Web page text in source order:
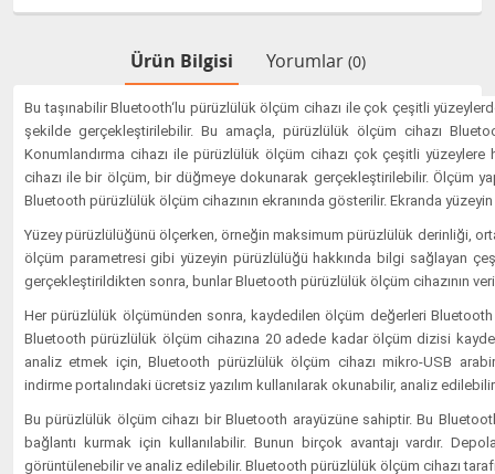
Ürün Bilgisi Yorumlar (0)
Bu taşınabilir Bluetooth‘lu pürüzlülük ölçüm cihazı ile çok çeşitli
şekilde gerçekleştirilebilir. Bu amaçla, pürüzlülük ölçüm cihazı
Konumlandırma cihazı ile pürüzlülük ölçüm cihazı çok çeşitli
cihazı ile bir ölçüm, bir düğmeye dokunarak gerçekleştirilebilir. Ölçüm
Bluetooth pürüzlülük ölçüm cihazının ekranında gösterilir. Ekranda
Yüzey pürüzlülüğünü ölçerken, örneğin maksimum pürüzlülük derinliği,
ölçüm parametresi gibi yüzeyin pürüzlülüğü hakkında bilgi sağlayan
gerçekleştirildikten sonra, bunlar Bluetooth pürüzlülük ölçüm cihazının
Her pürüzlülük ölçümünden sonra, kaydedilen ölçüm değerleri
Bluetooth pürüzlülük ölçüm cihazına 20 adede kadar ölçüm dizisi
analiz etmek için, Bluetooth pürüzlülük ölçüm cihazı mikro-USB
indirme portalındaki ücretsiz yazılım kullanılarak okunabilir, analiz
Bu pürüzlülük ölçüm cihazı bir Bluetooth arayüzüne sahiptir. Bu
bağlantı kurmak için kullanılabilir. Bunun birçok avantajı vardır.
görüntülenebilir ve analiz edilebilir. Bluetooth pürüzlülük ölçüm cihazı